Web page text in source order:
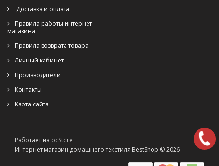
Доставка и оплата
Правила работы интернет
магазина
Правила возврата товара
Личный кабинет
Производители
Контакты
Карта сайта
Работает на ocStore
Интернет магазин домашнего текстиля BestShop © 2026